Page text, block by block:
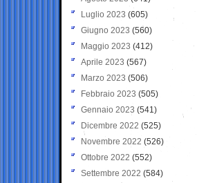
Luglio 2023 (605)
Giugno 2023 (560)
Maggio 2023 (412)
Aprile 2023 (567)
Marzo 2023 (506)
Febbraio 2023 (505)
Gennaio 2023 (541)
Dicembre 2022 (525)
Novembre 2022 (526)
Ottobre 2022 (552)
Settembre 2022 (584)